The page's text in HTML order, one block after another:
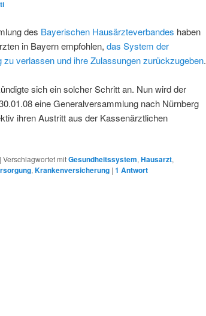
des Bayerischen Hausärzteverbandes haben
in Bayern empfohlen, das System der
verlassen und ihre Zulassungen zurückzugeben.
sich ein solcher Schritt an. Nun wird der
eine Generalversammlung nach Nürnberg
ihren Austritt aus der Kassenärztlichen
| Verschlagwortet mitGesundheitssystem, Hausarzt,
, Krankenversicherung | 1 Antwort